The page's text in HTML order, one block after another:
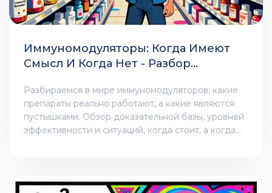
Иммуномодуляторы: Когда Имеют
Смысл И Когда Нет - Разбор
Разбираемся в мире иммуномодуляторов: какие
препараты реально работают, а какие являются
пустышками. Обзор доказательной базы, уровней
эффективности и ситуаций, когда стоит, а когда